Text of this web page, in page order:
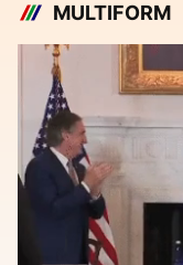
MULTIFORM